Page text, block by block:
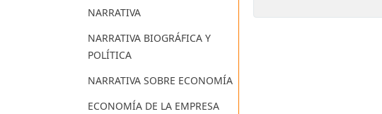
NARRATIVA
NARRATIVA BIOGRÁFICA Y
POLÍTICA
NARRATIVA SOBRE ECONOMÍA
ECONOMÍA DE LA EMPRESA